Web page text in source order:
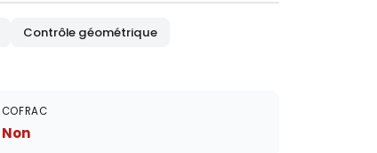
Contrôle géométrique
COFRAC
Non